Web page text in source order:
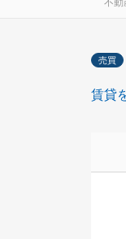
不動
売買
賃貸